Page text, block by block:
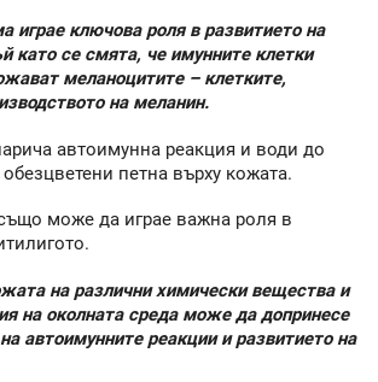
играе ключова роля в развитието на
като се смята, че имунните клетки
меланоцитите – клетките,
на меланин.
автоимунна реакция и води до
петна върху кожата.
може да играе важна роля в
на различни химически вещества и
на околната среда може да допринесе
автоимунните реакции и развитието на